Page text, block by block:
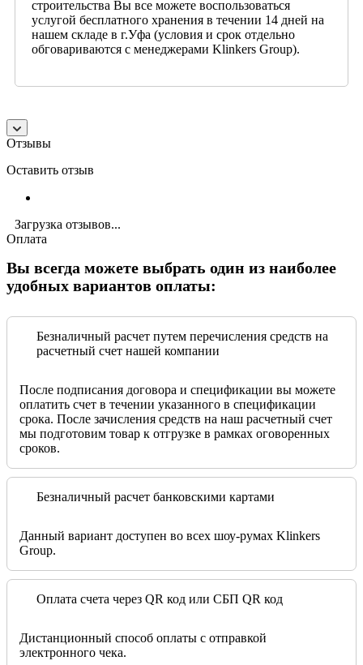
строительства Вы все можете воспользоваться
услугой бесплатного хранения в течении 14 дней на
нашем складе в г.Уфа (условия и срок отдельно
обговариваются с менеджерами Klinkers Group).
Отзывы
Оставить отзыв
Загрузка отзывов...
Оплата
Вы всегда можете выбрать один из наиболее
удобных вариантов оплаты:
Безналичный расчет путем перечисления средств на
расчетный счет нашей компании
После подписания договора и спецификации вы можете
оплатить счет в течении указанного в спецификации
срока. После зачисления средств на наш расчетный счет
мы подготовим товар к отгрузке в рамках оговоренных
сроков.
Безналичный расчет банковскими картами
Данный вариант доступен во всех шоу-румах Klinkers
Group.
Оплата счета через QR код или СБП QR код
Дистанционный способ оплаты с отправкой
электронного чека.